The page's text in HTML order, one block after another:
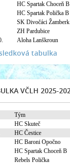
HC Spartak Choceň B
HC Spartak Polička B
SK Divočáci Žamberk
ZH Pardubice
Aloha Lanškroun
tabulka
VČLH 2025-
Tým
HC Skuteč
HC Čestice
HC Baroni Opočno
HC Spartak Choceň B
Rebels Polička